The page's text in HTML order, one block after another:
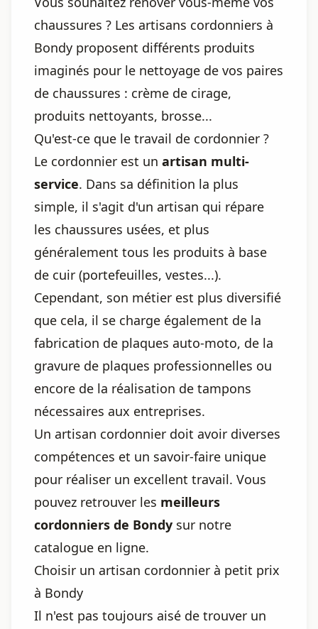
chaussures ? Les artisans cordonniers à
Bondy proposent différents produits
imaginés pour le nettoyage de vos paires
de chaussures : crème de cirage,
produits nettoyants, brosse...
Qu'est-ce que le travail de cordonnier ?
Le cordonnier est un artisan multi-
service. Dans sa définition la plus
simple, il s'agit d'un artisan qui répare
les chaussures usées, et plus
généralement tous les produits à base
de cuir (portefeuilles, vestes...).
Cependant, son métier est plus diversifié
que cela, il se charge également de la
fabrication de plaques auto-moto, de la
gravure de plaques professionnelles ou
encore de la réalisation de tampons
nécessaires aux entreprises.
Un artisan cordonnier doit avoir diverses
compétences et un savoir-faire unique
pour réaliser un excellent travail. Vous
pouvez retrouver les meilleurs
cordonniers de Bondy sur notre
catalogue en ligne.
Choisir un artisan cordonnier à petit prix
à Bondy
Il n'est pas toujours aisé de trouver un